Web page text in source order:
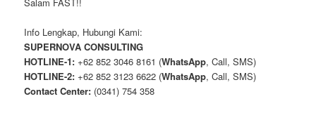
Info Lengkap, Hubungi Kami:
SUPERNOVA CONSULTING
HOTLINE-1: +62 852 3046 8161 (WhatsApp, Call, SMS)
HOTLINE-2: +62 852 3123 6622 (WhatsApp, Call, SMS)
Contact Center: (0341) 754 358